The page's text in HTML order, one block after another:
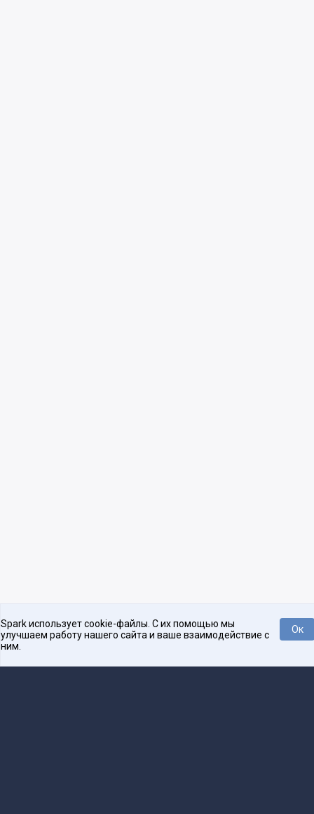
Ок
Spark использует cookie-файлы. С их помощью мы
улучшаем работу нашего сайта и ваше взаимодействие с
ним.